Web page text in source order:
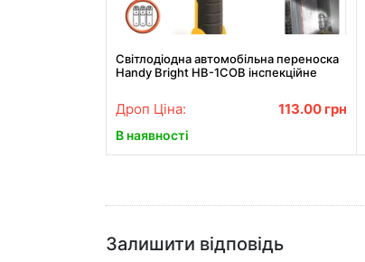
Світлодіодна автомобільна переноска
Handy Bright HB-1COB інспекційне
Дроп Ціна: 113.00 грн
В наявності
Залишити відповідь